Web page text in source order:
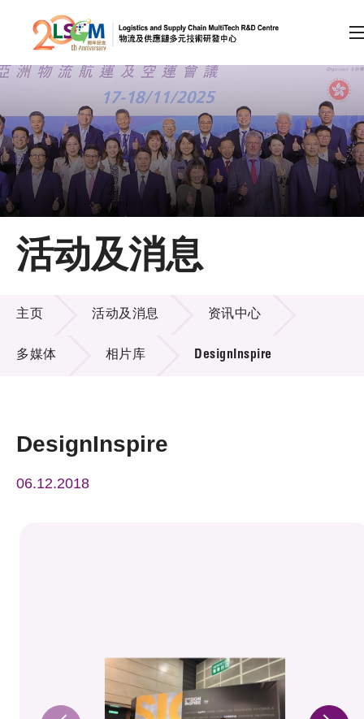
跳到内容（按回车键）
会员登录
A A EN 繁 简
主页
关于LSCM
技术商品化
项目及资助计划
活动及消息
活动及消息
活动及消息
主页 活动及消息 资讯中心
多媒体 相片库 DesignInspire
DesignInspire
06.12.2018